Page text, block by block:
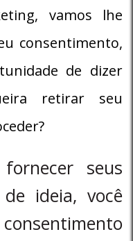
vamos lhe
consentimento,
de dizer
retirar seu
seus
ideia, você